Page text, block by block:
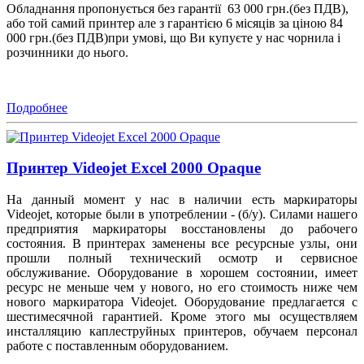
Обладнання пропонується без гарантії 63 000 грн.(без ПДВ),
або той самий принтер але з гарантією 6 місяців за ціною 84
000 грн.(без ПДВ)при умові, що Ви купуєте у нас чорнила і
розчинники до нього.
Подробнее
Принтер Videojet Excel 2000 Opaque
На данный момент у нас в наличии есть маркираторы
Videojet, которые были в употреблении - (б/у). Силами нашего
предприятия маркираторы восстановлены до рабочего
состояния. В принтерах заменены все ресурсные узлы, они
прошли полный технический осмотр и сервисное
обслуживание. Оборудование в хорошем состоянии, имеет
ресурс не меньше чем у нового, но его стоимость ниже чем
нового маркиратора Videojet. Оборудование предлагается с
шестимесячной гарантией. Кроме этого мы осуществляем
инсталляцию каплеструйных принтеров, обучаем персонал
работе с поставленным оборудованием.